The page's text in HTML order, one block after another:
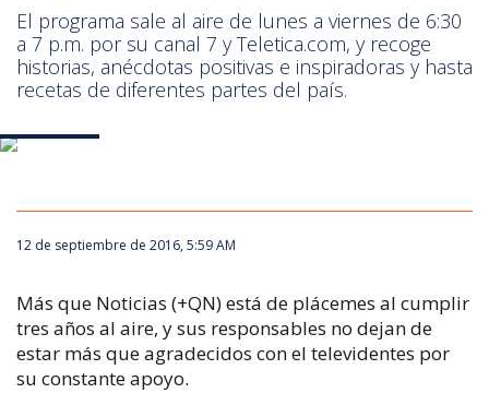
El programa sale al aire de lunes a viernes de 6:30
a 7 p.m. por su canal 7 y Teletica.com, y recoge
historias, anécdotas positivas e inspiradoras y hasta
recetas de diferentes partes del país.
12 de septiembre de 2016, 5:59 AM
Más que Noticias (+QN) está de plácemes al cumplir
tres años al aire, y sus responsables no dejan de
estar más que agradecidos con el televidentes por
su constante apoyo.